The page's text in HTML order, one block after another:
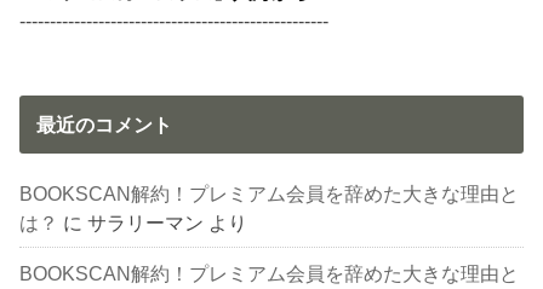
---------------------------------------------------
最近のコメント
BOOKSCAN解約！プレミアム会員を辞めた大きな理由と
は？ にサラリーマン より
BOOKSCAN解約！プレミアム会員を辞めた大きな理由と